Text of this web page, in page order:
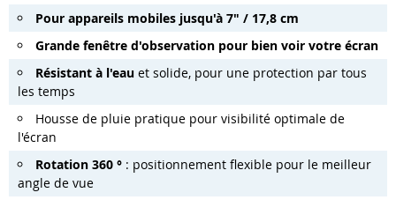
Pour appareils mobiles jusqu'à 7" / 17,8 cm
Grande fenêtre d'observation pour bien voir votre écran
Résistant à l'eau et solide, pour une protection par tous
les temps
Housse de pluie pratique pour visibilité optimale de
l'écran
Rotation 360 ° : positionnement flexible pour le meilleur
angle de vue